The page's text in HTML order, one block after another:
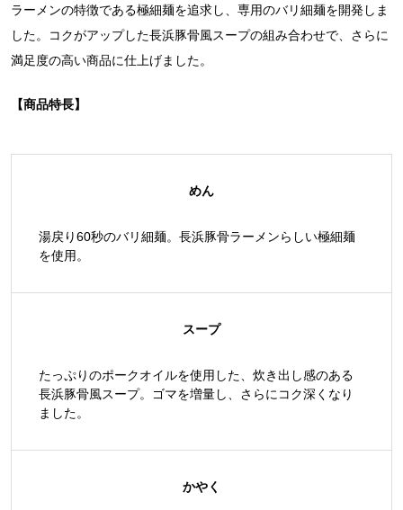
ラーメンの特徴である極細麺を追求し、専用のバリ細麺を開発しま
した。コクがアップした長浜豚骨風スープの組み合わせで、さらに
満足度の高い商品に仕上げました。
【商品特長】
めん
湯戻り60秒のバリ細麺。長浜豚骨ラーメンらしい極細麺
を使用。
スープ
たっぷりのポークオイルを使用した、炊き出し感のある
長浜豚骨風スープ。ゴマを増量し、さらにコク深くなり
ました。
かやく